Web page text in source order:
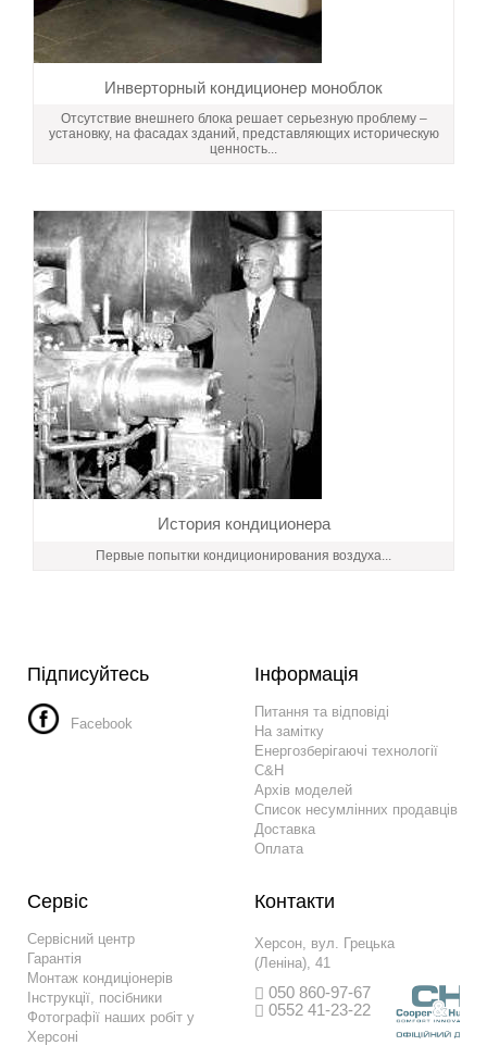
Инверторный кондиционер моноблок
Отсутствие внешнего блока решает серьезную проблему –
установку, на фасадах зданий, представляющих историческую
ценность...
История кондиционера
Первые попытки кондиционирования воздуха...
Підписуйтесь
Facebook
Інформація
Питання та відповіді
На замітку
Енергозберігаючі технології
C&H
Архів моделей
Список несумлінних продавців
Доставка
Оплата
Сервіс
Сервісний центр
Гарантія
Монтаж кондиціонерів
Інструкції, посібники
Фотографії наших робіт у
Херсоні
Контакти
Херсон, вул. Грецька
(Леніна), 41
050 860-97-67
0552 41-23-22